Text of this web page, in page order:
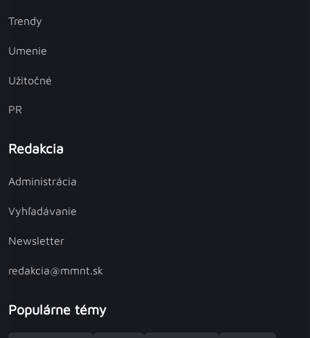
Trendy
Umenie
Užitočné
PR
Redakcia
Administrácia
Vyhľadávanie
Newsletter
redakcia@mmnt.sk
Populárne témy